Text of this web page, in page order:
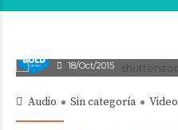
18/Oct/2015
Audio Sin categoría Video